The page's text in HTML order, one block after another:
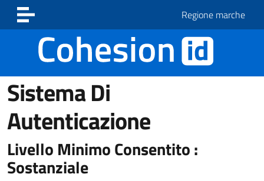
Vai ai contenuti
Vai al footer
Regione marche
Sistema Di
Autenticazione
Livello Minimo Consentito :
Sostanziale